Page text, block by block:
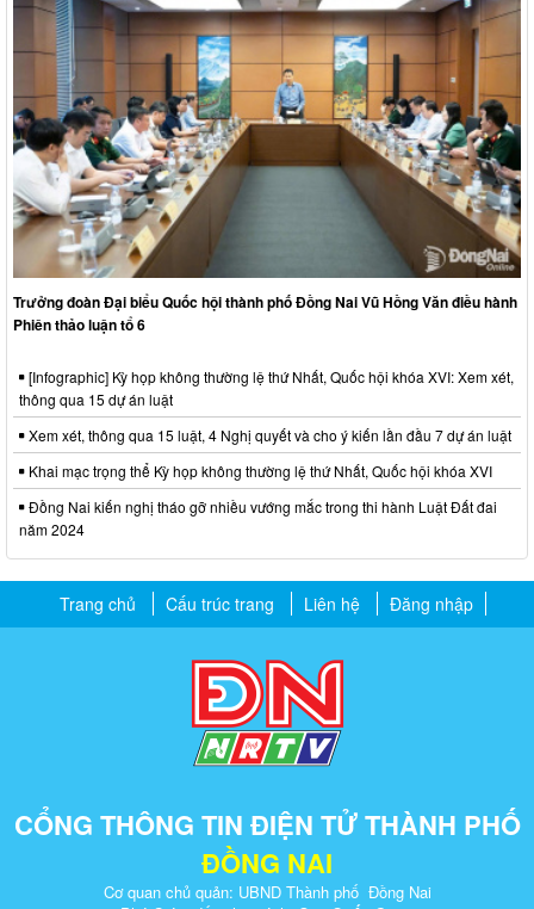
Trưởng đoàn Đại biểu Quốc hội thành phố Đồng Nai Vũ Hồng Văn điều hành
Phiên thảo luận tổ 6
[Infographic] Kỳ họp không thường lệ thứ Nhất, Quốc hội khóa XVI: Xem xét,
thông qua 15 dự án luật
Xem xét, thông qua 15 luật, 4 Nghị quyết và cho ý kiến lần đầu 7 dự án luật
Khai mạc trọng thể Kỳ họp không thường lệ thứ Nhất, Quốc hội khóa XVI
Đồng Nai kiến nghị tháo gỡ nhiều vướng mắc trong thi hành Luật Đất đai
năm 2024
Trang chủ Cấu trúc trang Liên hệ Đăng nhập
CỔNG THÔNG TIN ĐIỆN TỬ THÀNH PHỐ
ĐỒNG NAI
Cơ quan chủ quản: UBND Thành phố Đồng Nai